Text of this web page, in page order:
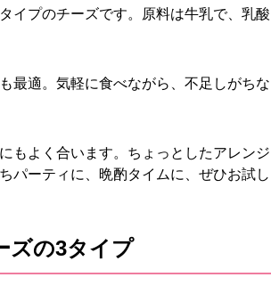
イプのチーズです。原料は牛乳で、乳酸
最適。気軽に食べながら、不足しがちな
もよく合います。ちょっとしたアレンジ
パーティに、晩酌タイムに、ぜひお試し
ズの3タイプ